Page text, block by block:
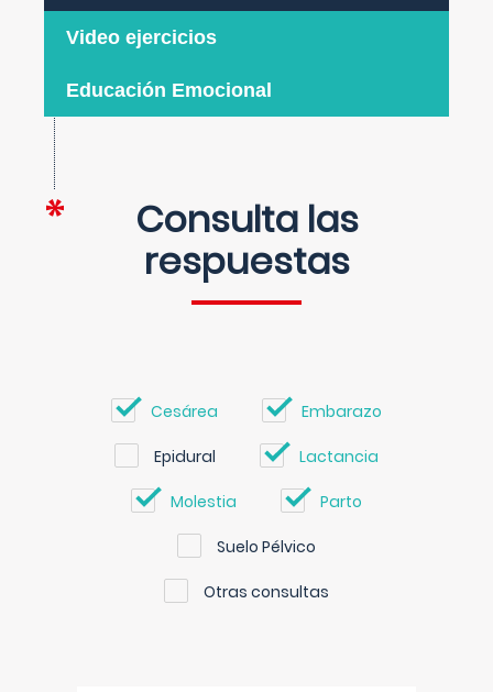
Video ejercicios
Educación Emocional
Consulta las
respuestas
Cesárea Embarazo
Epidural Lactancia
Molestia Parto
Suelo Pélvico
Otras consultas